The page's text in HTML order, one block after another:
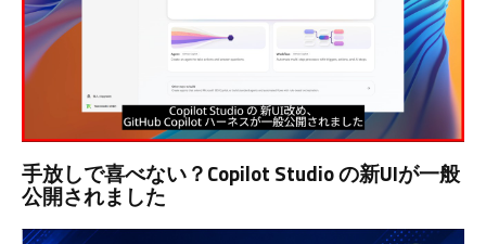
手放しで喜べない？Copilot Studio の新UIが一般
公開されました